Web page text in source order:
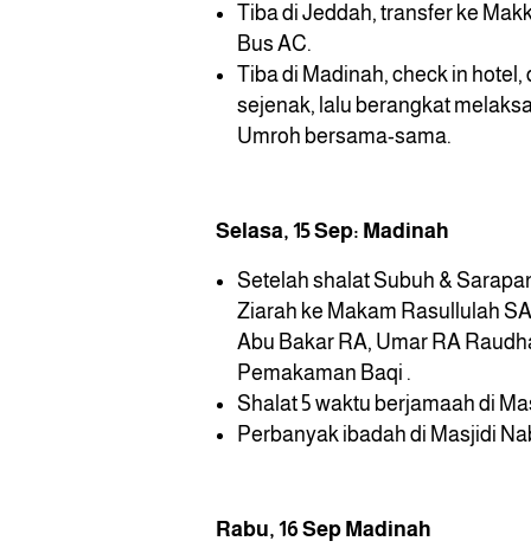
Tiba di Jeddah, transfer ke
Bus AC.
Tiba di Madinah, check in hotel,
sejenak, lalu berangkat
Umroh bersama-sama.
Selasa, 15 Sep: Madinah
Setelah shalat Subuh &
Ziarah ke Makam Rasullulah
Abu Bakar RA, Umar RA
Pemakaman Baqi .
Shalat 5 waktu berjamaah di
Perbanyak ibadah di Masjidi
Rabu, 16 Sep Madinah